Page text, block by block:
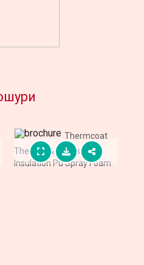
Thermcoat
Thermal & Acoustic
Insulation Pu Spray Foam